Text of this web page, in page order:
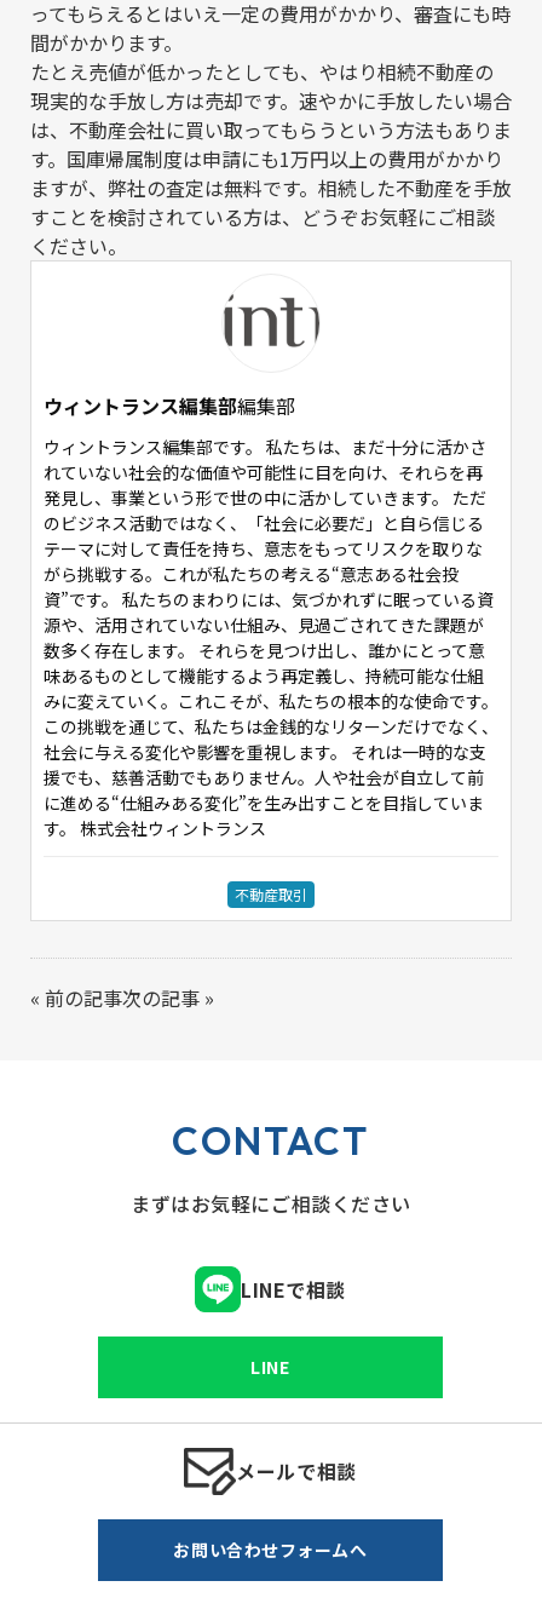
ってもらえるとはいえ一定の費用がかかり、審査にも時
間がかかります。
たとえ売値が低かったとしても、やはり相続不動産の
現実的な手放し方は売却です。速やかに手放したい場合
は、不動産会社に買い取ってもらうという方法もありま
す。国庫帰属制度は申請にも1万円以上の費用がかかり
ますが、弊社の査定は無料です。相続した不動産を手放
すことを検討されている方は、どうぞお気軽にご相談
ください。
ウィントランス編集部編集部
ウィントランス編集部です。 私たちは、まだ十分に活かさ
れていない社会的な価値や可能性に目を向け、それらを再
発見し、事業という形で世の中に活かしていきます。 ただ
のビジネス活動ではなく、「社会に必要だ」と自ら信じる
テーマに対して責任を持ち、意志をもってリスクを取りな
がら挑戦する。これが私たちの考える“意志ある社会投
資”です。 私たちのまわりには、気づかれずに眠っている資
源や、活用されていない仕組み、見過ごされてきた課題が
数多く存在します。 それらを見つけ出し、誰かにとって意
味あるものとして機能するよう再定義し、持続可能な仕組
みに変えていく。これこそが、私たちの根本的な使命です。
この挑戦を通じて、私たちは金銭的なリターンだけでなく、
社会に与える変化や影響を重視します。 それは一時的な支
援でも、慈善活動でもありません。人や社会が自立して前
に進める“仕組みある変化”を生み出すことを目指していま
す。 株式会社ウィントランス
不動産取引
« 前の記事次の記事 »
CONTACT
まずはお気軽にご相談ください
LINEで相談
LINE
メールで相談
お問い合わせフォームへ